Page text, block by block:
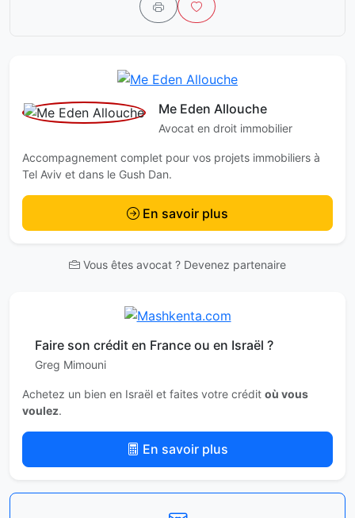
Me Eden Allouche
Avocat en droit immobilier
Accompagnement complet pour vos projets immobiliers à
Tel Aviv et dans le Gush Dan.
En savoir plus
Vous êtes avocat ? Devenez partenaire
Faire son crédit en France ou en Israël ?
Greg Mimouni
Achetez un bien en Israël et faites votre crédit où vous
voulez.
En savoir plus